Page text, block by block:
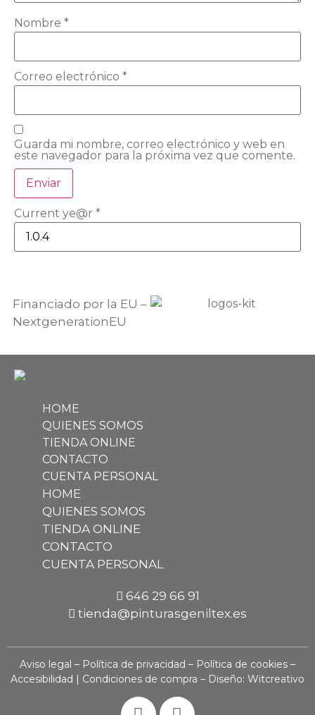
Nombre *
Correo electrónico *
Guarda mi nombre, correo electrónico y web en
este navegador para la próxima vez que comente.
Current ye@r *
Financiado por la EU –
NextgenerationEU
HOME
QUIENES SOMOS
TIENDA ONLINE
CONTACTO
CUENTA PERSONAL
HOME
QUIENES SOMOS
TIENDA ONLINE
CONTACTO
CUENTA PERSONAL
646 29 66 91
tienda@pinturasgeniltex.es
Aviso legal – Política de privacidad – Política de cookies –
Accesibilidad | Condiciones de compra – Diseño: Witcreativo